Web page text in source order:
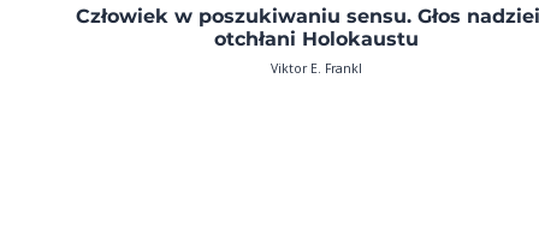
Człowiek w poszukiwaniu sensu. Głos
otchłani Holokaustu
Viktor E. Frankl